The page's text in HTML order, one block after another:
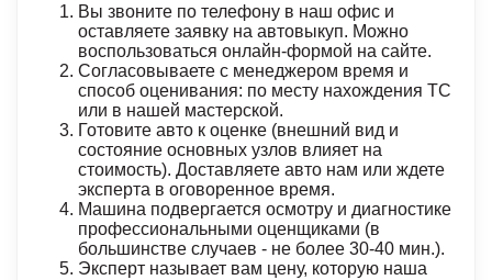
Вы звоните по телефону в наш офис и
оставляете заявку на автовыкуп. Можно
воспользоваться онлайн-формой на сайте.
Согласовываете с менеджером время и
способ оценивания: по месту нахождения ТС
или в нашей мастерской.
Готовите авто к оценке (внешний вид и
состояние основных узлов влияет на
стоимость). Доставляете авто нам или ждете
эксперта в оговоренное время.
Машина подвергается осмотру и диагностике
профессиональными оценщиками (в
большинстве случаев - не более 30-40 мин.).
Эксперт называет вам цену, которую наша